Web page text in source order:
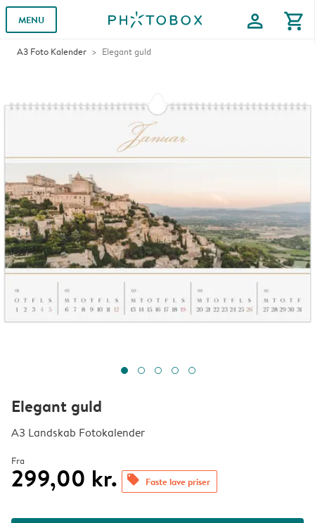
MENU profile shopping_cart
A3 Foto Kalender Elegant guld
Elegant guld
A3 Landskab Fotokalender
Fra
299,00 kr. offers Faste lave priser